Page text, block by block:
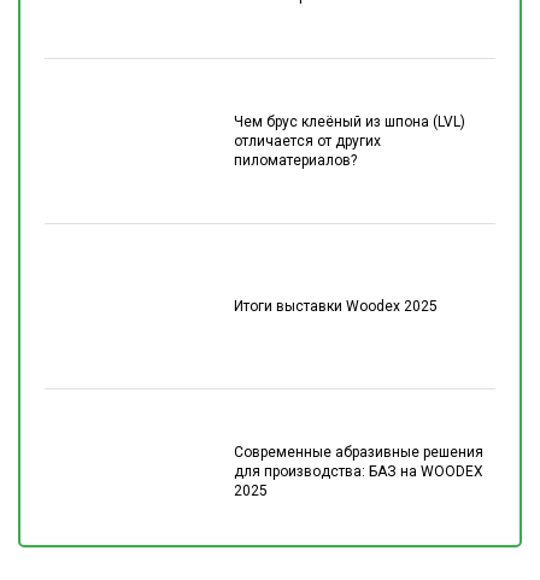
Чем брус клеёный из шпона (LVL)
отличается от других
пиломатериалов?
Итоги выставки Woodex 2025
Современные абразивные решения
для производства: БАЗ на WOODEX
2025